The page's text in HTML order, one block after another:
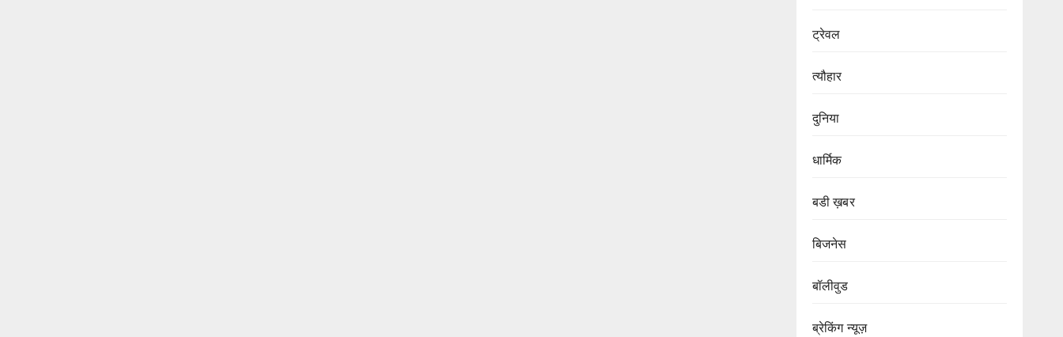
ट्रेवल
त्यौहार
दुनिया
धार्मिक
बडी ख़बर
बिजनेस
बॉलीवुड
ब्रेकिंग न्यूज़